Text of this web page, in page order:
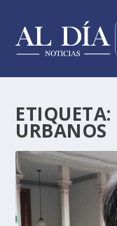
ETIQUETA:
URBANOS